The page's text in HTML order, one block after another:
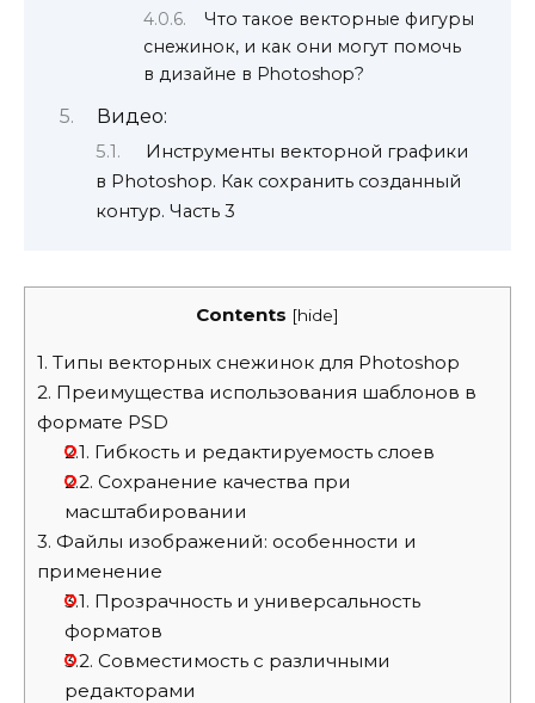
Что такое векторные фигуры
снежинок, и как они могут помочь
в дизайне в Photoshop?
Видео:
Инструменты векторной графики
в Photoshop. Как сохранить созданный
контур. Часть 3
Contents [hide]
1. Типы векторных снежинок для Photoshop
2. Преимущества использования шаблонов в
формате PSD
2.1. Гибкость и редактируемость слоев
2.2. Сохранение качества при
масштабировании
3. Файлы изображений: особенности и
применение
3.1. Прозрачность и универсальность
форматов
3.2. Совместимость с различными
редакторами